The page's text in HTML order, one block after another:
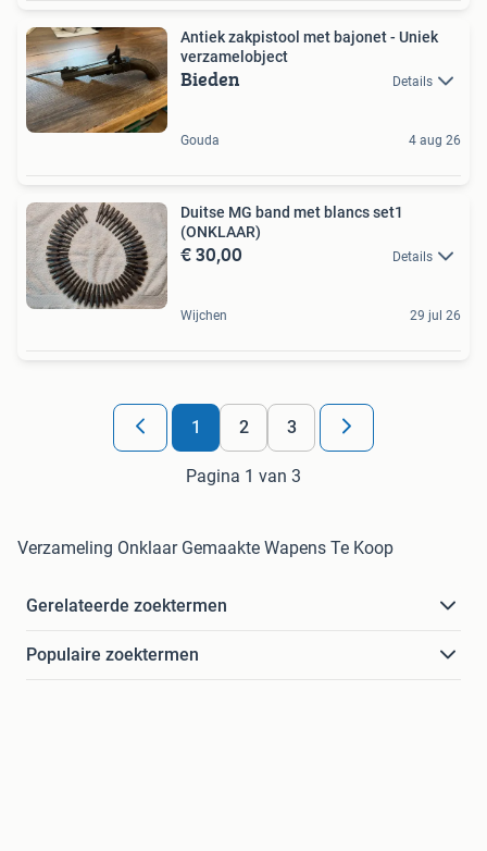
Antiek zakpistool met bajonet - Uniek
verzamelobject
Bieden Details
Gouda 4 aug 26
Duitse MG band met blancs set1
(ONKLAAR)
€ 30,00 Details
Wijchen 29 jul 26
1 2 3
Pagina 1 van 3
Verzameling Onklaar Gemaakte Wapens Te Koop
Gerelateerde zoektermen
Populaire zoektermen